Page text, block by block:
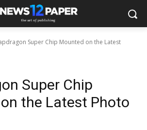
Super Chip Mounted on the Latest
Super Chip
the Latest Photo